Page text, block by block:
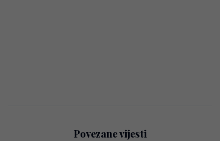
Povezane vijesti